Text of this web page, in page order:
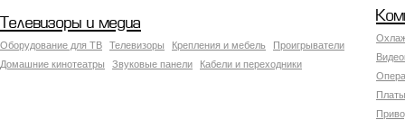
Телевизоры и медиа
Оборудование для ТВ Телевизоры Крепления и мебель
Проигрыватели
Домашние кинотеатры
Звуковые панели Кабели и переходники